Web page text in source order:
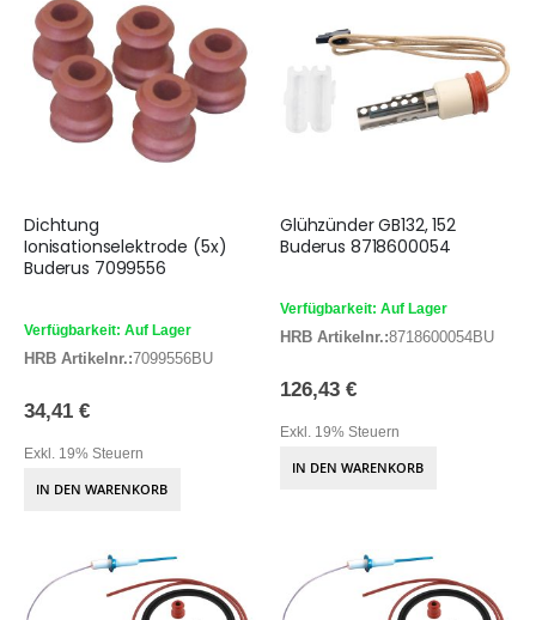
Dichtung
Ionisationselektrode (5x)
Buderus 7099556
Verfügbarkeit: Auf Lager
HRB Artikelnr.:7099556BU
34,41 €
Exkl. 19% Steuern
IN DEN WARENKORB
Glühzünder GB132, 152
Buderus 8718600054
Verfügbarkeit: Auf Lager
HRB Artikelnr.:8718600054BU
126,43 €
Exkl. 19% Steuern
IN DEN WARENKORB